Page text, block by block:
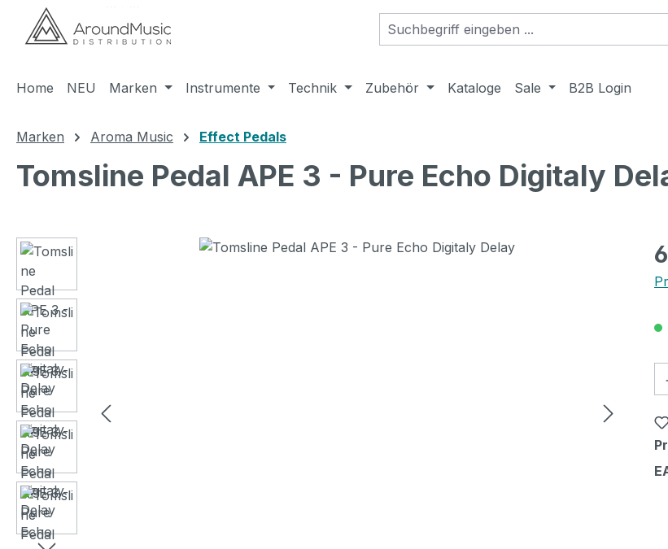
Hauptinhalt springen
Zur Suche springen
Zur Hauptnavigation springen
Home NEU Marken Instrumente Technik Zubehör Kataloge Sale B2B Login
Marken Aroma Music Effect Pedals
Tomsline Pedal APE 3 - Pure Echo Digitaly
Bildergalerie überspringen